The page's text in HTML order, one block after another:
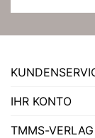
IHR KONTO
TMMS-VERLAG